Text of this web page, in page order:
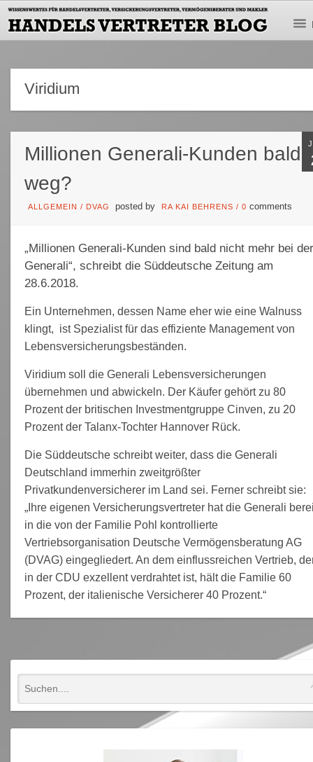
Viridium
Millionen Generali-Kunden bald
weg?
ALLGEMEIN / DVAG posted by RA KAI BEHRENS / 0 comments
„Millionen Generali-Kunden sind bald nicht mehr bei der
Generali“, schreibt die Süddeutsche Zeitung am
28.6.2018.
Ein Unternehmen, dessen Name eher wie eine Walnuss
klingt, ist Spezialist für das effiziente Management von
Lebensversicherungsbeständen.
Viridium soll die Generali Lebensversicherungen
übernehmen und abwickeln. Der Käufer gehört zu 80
Prozent der britischen Investmentgruppe Cinven, zu 20
Prozent der Talanx-Tochter Hannover Rück.
Die Süddeutsche schreibt weiter, dass die Generali
Deutschland immerhin zweitgrößter
Privatkundenversicherer im Land sei. Ferner schreibt sie:
„Ihre eigenen Versicherungsvertreter hat die Generali
in die von der Familie Pohl kontrollierte
Vertriebsorganisation Deutsche Vermögensberatung AG
(DVAG) eingegliedert. An dem einflussreichen Vertrieb,
in der CDU exzellent verdrahtet ist, hält die Familie 60
Prozent, der italienische Versicherer 40 Prozent.“